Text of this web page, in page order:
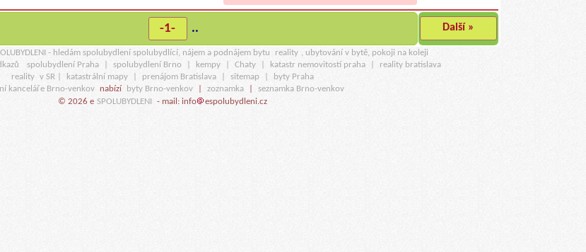
-1- .. Další »
- hledám spolubydlení spolubydlící, nájem a podnájem bytu reality
, ubytování v bytě, pokoji na koleji
spolubydlení Praha spolubydlení Brno kempy Chaty katastr nemovitostí praha
reality bratislava
reality v SR | katastrální mapy prenájom Bratislava sitemap
byty Praha
kanceláře Brno-venkov
nabízí byty Brno-venkov zoznamka
seznamka Brno-venkov
© 2026 e SPOLUBYDLENI - mail: info espolubydleni.cz